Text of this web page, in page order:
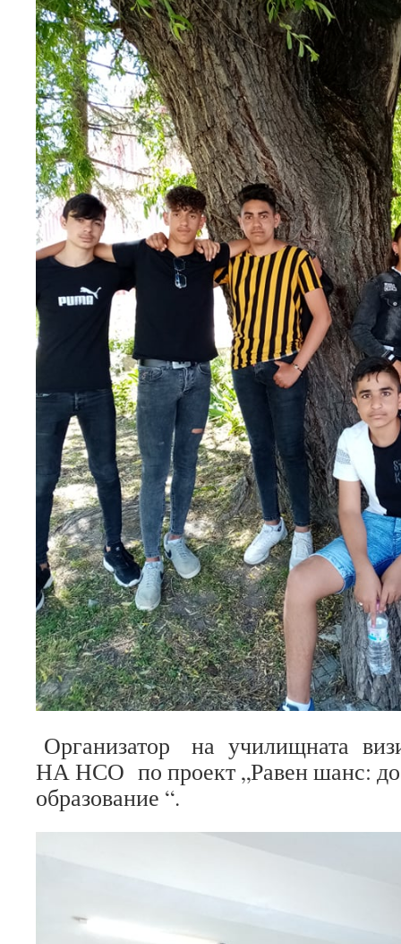
Организатор на училищната
НА НСО по проект „Равен шанс:
образование “.